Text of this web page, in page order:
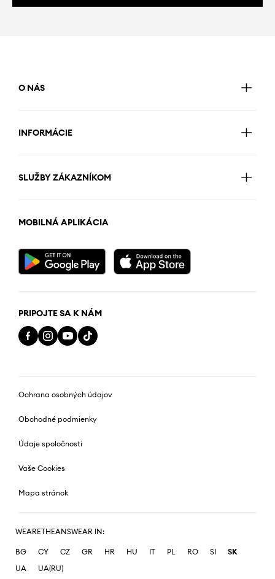
O NÁS
INFORMÁCIE
SLUŽBY ZÁKAZNÍKOM
MOBILNÁ APLIKÁCIA
PRIPOJTE SA K NÁM
Ochrana osobných údajov
Obchodné podmienky
Údaje spoločnosti
Vaše Cookies
Mapa stránok
WEARETHEANSWEAR IN:
BG CY CZ GR HR HU IT PL RO SI
SK
UA
UA(RU)